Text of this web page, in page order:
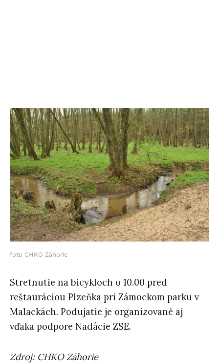
foto CHKO Záhorie
Stretnutie na bicykloch o 10.00 pred
reštauráciou Plzeňka pri Zámockom parku v
Malackách. Podujatie je organizované aj
vďaka podpore Nadácie ZSE.
Zdroj: CHKO Záhorie